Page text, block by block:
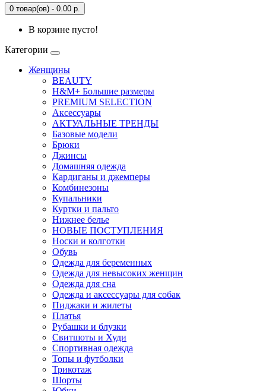
0 товар(ов) - 0.00 р.
В корзине пусто!
Категории
Женщины
BEAUTY
H&M+ Большие размеры
PREMIUM SELECTION
Аксессуары
АКТУАЛЬНЫЕ ТРЕНДЫ
Базовые модели
Брюки
Джинсы
Домашняя одежда
Кардиганы и джемперы
Комбинезоны
Купальники
Куртки и пальто
Нижнее белье
НОВЫЕ ПОСТУПЛЕНИЯ
Носки и колготки
Обувь
Одежда для беременных
Одежда для невысоких женщин
Одежда для сна
Одежда и аксессуары для собак
Пиджаки и жилеты
Платья
Рубашки и блузки
Свитшоты и Худи
Спортивная одежда
Топы и футболки
Трикотаж
Шорты